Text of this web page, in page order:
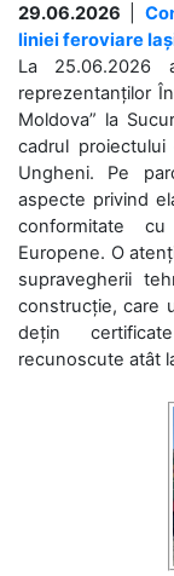
29.06.2026
liniei feroviare
La
reprezentanților
Moldova” la
cadrul
Ungheni. Pe
aspecte privind
conformitate
Europene. O
supravegherii
construcție, care
dețin
recunoscute atât